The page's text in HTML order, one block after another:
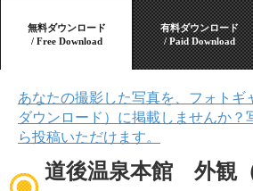
無料ダウンロード
/ Free Download
有料ダウンロード
/ Paid Download
あなたの撮影した写真を、フォトギ
ダウンロード）に掲載しませんか？
ら投稿いただけます。
道後温泉本館 外観（